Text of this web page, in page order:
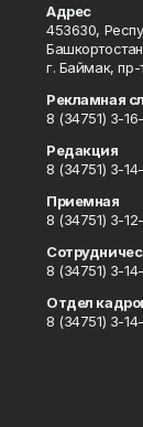
Адрес
453630,
г. Баймак,
Рекламная
8 (34751) 3-
Редакция
8 (34751) 3-
Приемная
8 (34751) 3-
8 (34751) 3-
Отдел
8 (34751) 3-